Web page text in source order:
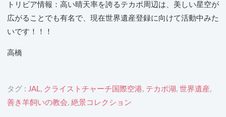
トリビア情報：高い晴天率を誇るテカポ周辺は、美しい星空が
広がることでも有名で、現在世界遺産登録に向けて活動中みた
いです！！！
高橋
タグ : JAL, クライストチャーチ国際空港, テカポ湖 , 世界遺産,
善き羊飼いの教会, 絶景コレクション